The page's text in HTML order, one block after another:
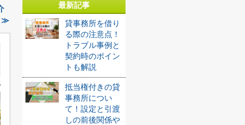
≫
最新記事
貸事務所を借り
る際の注意点！
トラブル事例と
契約時のポイン
トも解説
抵当権付きの貸
事務所につい
て！設定と引渡
しの前後関係や